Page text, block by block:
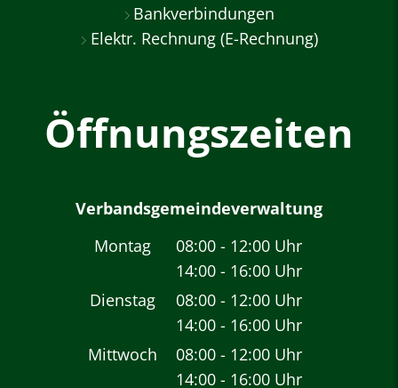
Bankverbindungen
Elektr. Rechnung (E-Rechnung)
Öffnungszeiten
Verbandsgemeindeverwaltung
Montag
08:00 - 12:00 Uhr
Von 08:00 bis 12:00
14:00 - 16:00 Uhr
Von 14:00 bis 16:00
Dienstag 08:00 - 12:00 Uhr
Von 08:00 bis 12:00
14:00 - 16:00 Uhr
Von 14:00 bis 16:00
Mittwoch 08:00 - 12:00 Uhr
Von 08:00 bis 12:00
14:00 - 16:00 Uhr